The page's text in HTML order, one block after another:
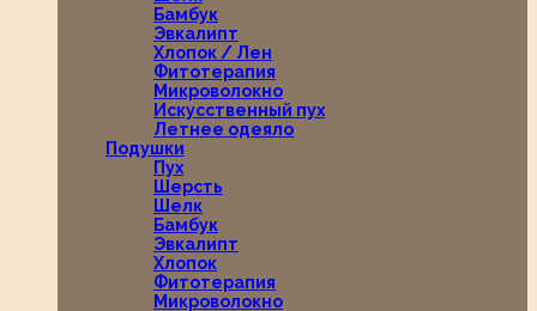
Бамбук
Эвкалипт
Хлопок / Лен
Фитотерапия
Микроволокно
Искусственный пух
Летнее одеяло
Подушки
Пух
Шерсть
Шелк
Бамбук
Эвкалипт
Хлопок
Фитотерапия
Микроволокно